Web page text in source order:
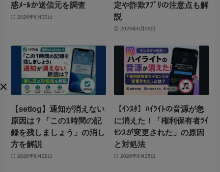
惑ﾒｰﾙか送信元を調査
2026年6月30日
定や詐欺ｱﾌﾟﾘの注意点も解
説
2026年6月29日
【setlog】通知が消えない
原因は？「この1時間の記
録を残しましょう」の消し
方を解説
2026年6月28日
【ｲﾝｽﾀ】ﾊｲﾗｲﾄの音源が急
に消えた！「権利保有者ﾗｲ
ｾﾝｽが変更された」の原因
と対処法
2026年6月25日